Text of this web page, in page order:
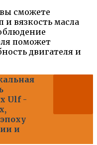
сможете
вязкость масла
поможет
двигателя и
Ulf -
и